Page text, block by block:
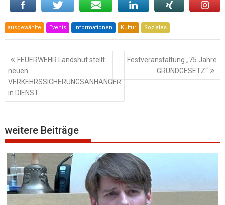
ausgewählte Events Informationen Kultur Soziales
Beitragsnavigation
FEUERWEHR Landshut stellt
neuen
VERKEHRSSICHERUNGSANHÄNGER
in DIENST
Festveranstaltung „75 Jahre
GRUNDGESETZ“
weitere Beiträge